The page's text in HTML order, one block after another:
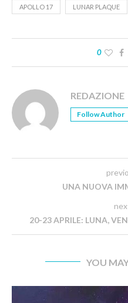
APOLLO 17 LUNAR PLAQUE
0
REDAZIONE
Follow Author
UNA NUOVA
20-23 APRILE: LUNA,
YOU